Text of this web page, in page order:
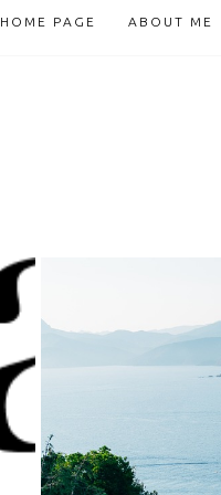
HOME PAGE ABOUT ME